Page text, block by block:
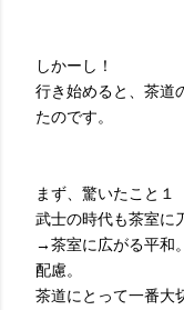
しかーし！
行き始めると、茶道
たのです。
まず、驚いたこと１
武士の時代も茶室に
→茶室に広がる平和
配慮。
茶道にとって一番大